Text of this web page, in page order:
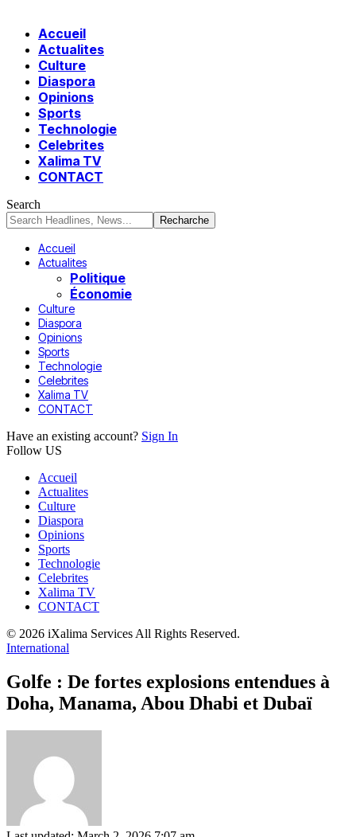
Accueil
Actualites
Culture
Diaspora
Opinions
Sports
Technologie
Celebrites
Xalima TV
CONTACT
Search
Accueil
Actualites
Politique
Économie
Culture
Diaspora
Opinions
Sports
Technologie
Celebrites
Xalima TV
CONTACT
Have an existing account? Sign In
Follow US
Accueil
Actualites
Culture
Diaspora
Opinions
Sports
Technologie
Celebrites
Xalima TV
CONTACT
© 2026 iXalima Services All Rights Reserved.
International
Golfe : De fortes explosions entendues à
Doha, Manama, Abou Dhabi et Dubaï